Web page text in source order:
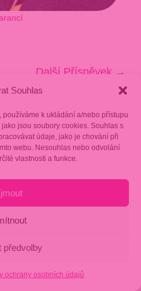
Souhlas
k ukládání a/nebo přístupu
jsou soubory cookies. Souhlas s
údaje, jako je chování při
webu. Nesouhlas nebo odvolání
vlastnosti a funkce.
předvolby
ochrany osobních údajů
Další Příspěvek →